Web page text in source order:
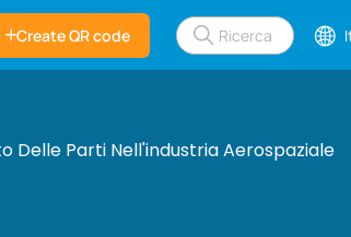
Create QR code
Delle Parti Nell'industria Aerospaziale